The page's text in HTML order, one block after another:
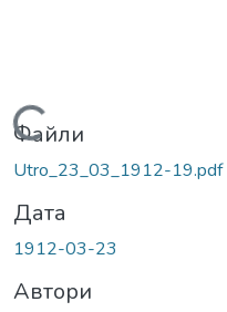
Вантажиться...
Файли
Utro_23_03_1912-19.pdf
Дата
1912-03-23
Автори